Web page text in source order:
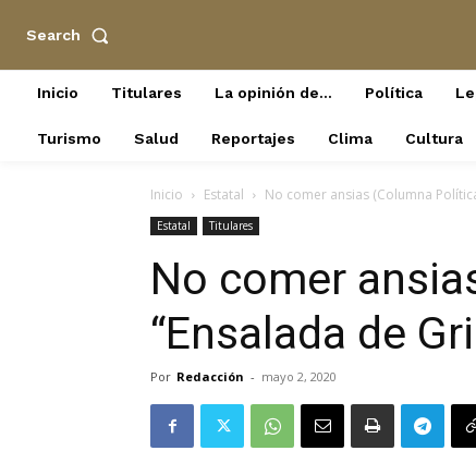
Search
Inicio Titulares La opinión de… Política
Turismo Salud Reportajes Clima Cultura
Inicio Estatal No comer ansias (Columna
Estatal Titulares
No comer
“Ensalada de
Por Redacción - mayo 2, 2020